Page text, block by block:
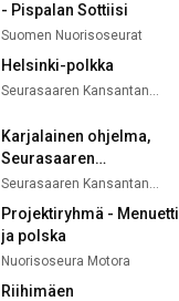
- Pispalan Sottiisi
Suomen Nuorisoseurat
Helsinki-polkka
Seurasaaren Kansantanssijat
Karjalainen ohjelma,
Seurasaaren
kansantanssijat -
juhannusvalkeat 2017
Seurasaaren Kansantanssijat
Projektiryhmä - Menuetti
ja polska
Nuorisoseura Motora
Riihimäen